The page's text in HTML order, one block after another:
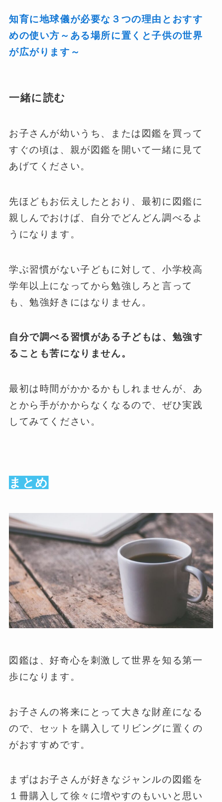
知育に地球儀が必要な３つの理由とおすす
めの使い方～ある場所に置くと子供の世界
が広がります～
一緒に読む
お子さんが幼いうち、または図鑑を買って
すぐの頃は、親が図鑑を開いて一緒に見て
あげてください。
先ほどもお伝えしたとおり、最初に図鑑に
親しんでおけば、自分でどんどん調べるよ
うになります。
学ぶ習慣がない子どもに対して、小学校高
学年以上になってから勉強しろと言って
も、勉強好きにはなりません。
自分で調べる習慣がある子どもは、勉強す
ることも苦になりません。
最初は時間がかかるかもしれませんが、あ
とから手がかからなくなるので、ぜひ実践
してみてください。
まとめ
図鑑は、好奇心を刺激して世界を知る第一
歩になります。
お子さんの将来にとって大きな財産になる
ので、セットを購入してリビングに置くの
がおすすめです。
まずはお子さんが好きなジャンルの図鑑を
１冊購入して徐々に増やすのもいいと思い